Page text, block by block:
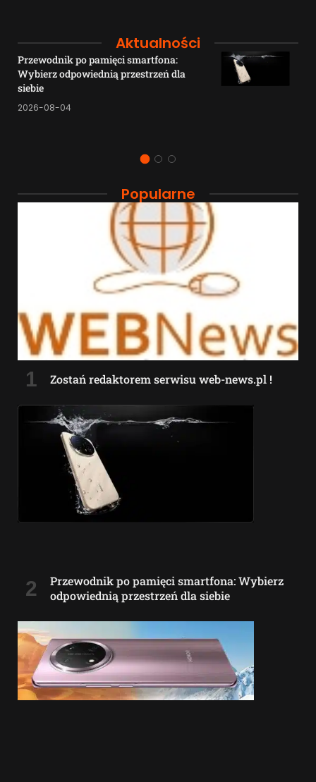
Aktualności
Przewodnik po pamięci smartfona:
Wybierz odpowiednią przestrzeń dla
siebie
2026-08-04
Popularne
Zostań redaktorem serwisu web-news.pl !
Przewodnik po pamięci smartfona: Wybierz
odpowiednią przestrzeń dla siebie